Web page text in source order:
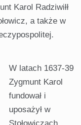
Karol Radziwiłł
a także w
W latach 1637-39
Zygmunt Karol
fundował i
uposażył w
Stołowiczach